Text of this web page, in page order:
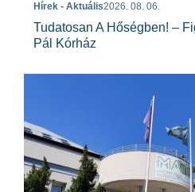
Hírek - Aktuális2026. 08. 06.
Tudatosan A Hőségben! –
Pál Kórház